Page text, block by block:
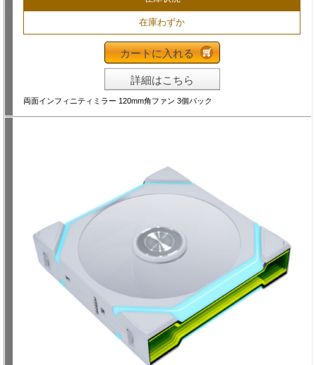
在庫わずか
カートに入れる
詳細はこちら
両面インフィニティミラー 120mm角ファン 3個パック